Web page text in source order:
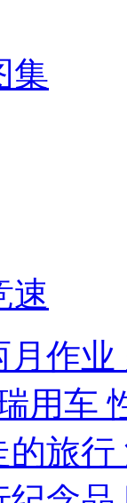
集
速
月作
用车
的旅